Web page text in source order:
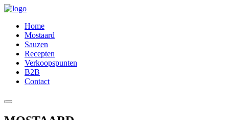
Home
Mostaard
Sauzen
Recepten
Verkoopspunten
B2B
Contact